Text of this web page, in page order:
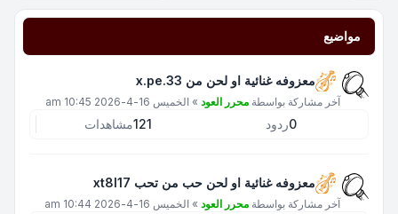
مواضيع
معزوفه غنائية او لحن من x.pe.33
آخر مشاركة بواسطة محرر العود » الخميس 16-4-2026 10:45 am
0ردود 121مشاهدات
معزوفه غنائية او لحن حب من تحب xt8l17
آخر مشاركة بواسطة محرر العود » الخميس 16-4-2026 10:44 am